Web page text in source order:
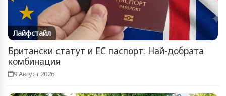
Лайфстайл
Британски статут и ЕС паспорт: Най-добрата
комбинация
9 Август 2026